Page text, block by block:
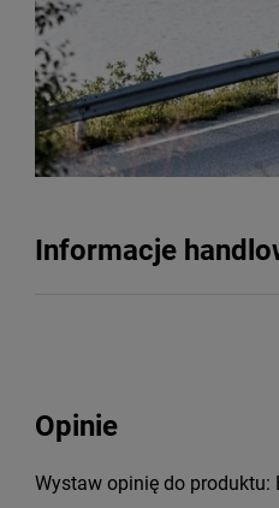
Informacje
Opinie
Wystaw opinię do produktu: